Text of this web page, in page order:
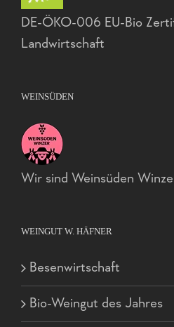
DE-ÖKO-006 EU-Bio
Landwirtschaft
WEINSÜDEN
Wir sind Weinsüden
WEINGUT W. HÄFNER
Besenwirtschaft
Bio-Weingut des Jahres